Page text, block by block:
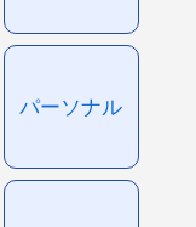
パーソナル